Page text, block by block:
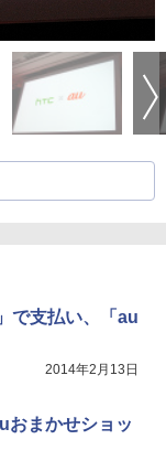
で支払い、「au
2014年2月13日
おまかせショッ